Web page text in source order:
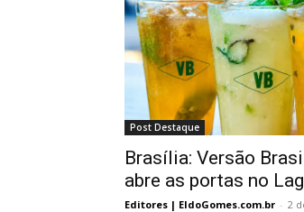
Post Destaque
Brasília: Versão
abre as portas no
Editores | EldoGomes.com.br - 2